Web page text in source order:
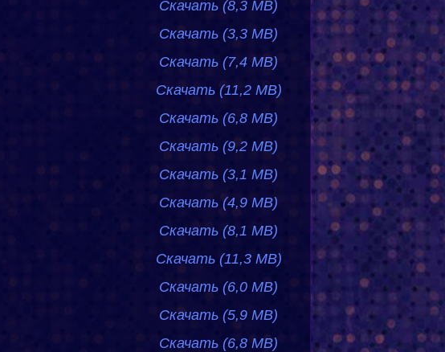
Скачать (8,3 MB)
Скачать (3,3 MB)
Скачать (7,4 MB)
Скачать (11,2 MB)
Скачать (6,8 MB)
Скачать (9,2 MB)
Скачать (3,1 MB)
Скачать (4,9 MB)
Скачать (8,1 MB)
Скачать (11,3 MB)
Скачать (6,0 MB)
Скачать (5,9 MB)
Скачать (6,8 MB)